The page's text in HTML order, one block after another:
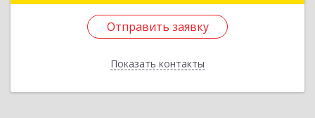
Отправить заявку
Показать контакты
дом № 7, кв.11